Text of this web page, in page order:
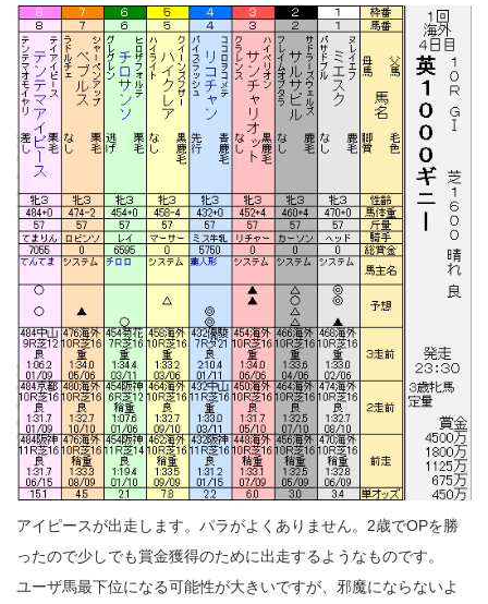
アイピースが出走します。パラがよくありません。2歳でOPを勝
ったので少しでも賞金獲得のために出走するようなものです。
ユーザ馬最下位になる可能性が大きいですが、邪魔にならないよ